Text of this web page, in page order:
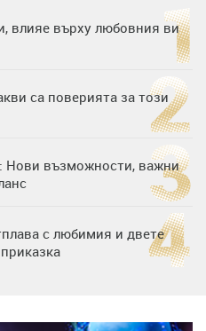
влияе върху любовния ви
са поверията за този
Нови възможности, важни
с любимия и двете
място